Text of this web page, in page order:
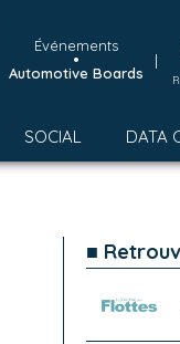
Événements
•
Automotive Boards
|
SOCIAL DATA
■